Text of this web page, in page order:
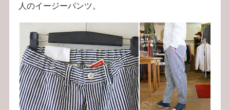
人のイージーパンツ。